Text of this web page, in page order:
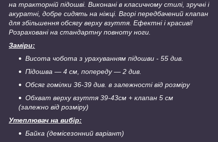
на тракторній підошві. Виконані в класичному стилі, зручні і
акуратні, добре сидять на ніжці. Вгорі передбачений клапан
для збільшення обсягу верху взуття. Ефектні і красиві!
Розраховані на стандартну повноту ноги.
Заміри:
Висота чобота з урахуванням підошви - 55 див.
Підошва ― 4 см, попереду― 2 див.
Обсяг гомілки 36-39 див. в залежності від розміру
Обхват верху взуття 39-43см + клапан 5 см
(залежно від розміру)
Утеплювач на вибір:
Байка (демісезонний варіант)